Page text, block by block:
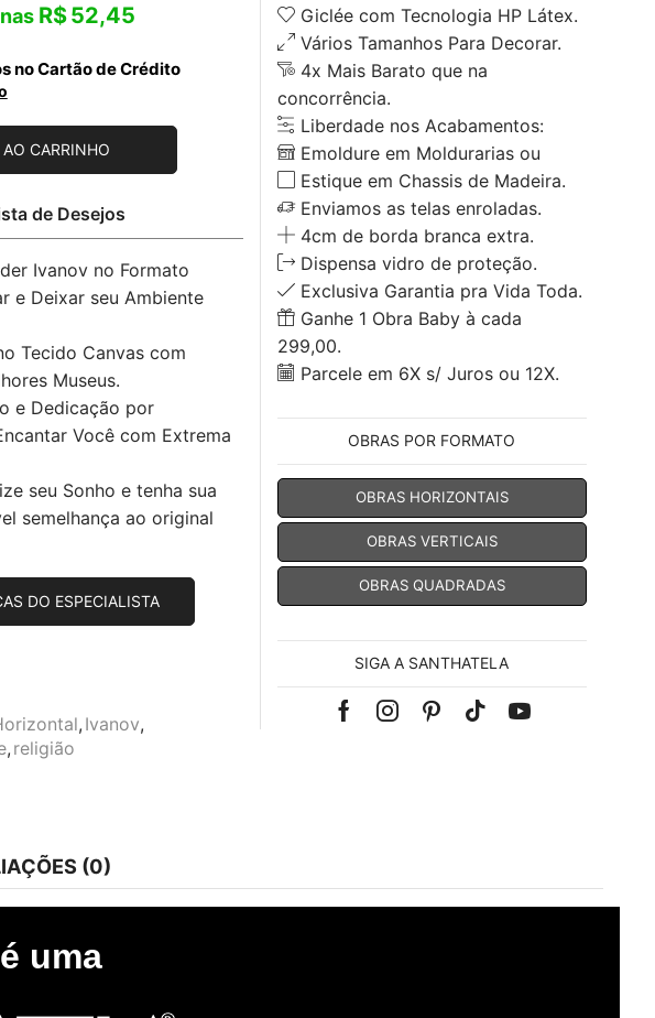
R$52,45
no Cartão de Crédito
CARRINHO
de Desejos
Ivanov no Formato
e Deixar seu Ambiente
Tecido Canvas com
Museus.
e Dedicação por
Você com Extrema
seu Sonho e tenha sua
semelhança ao original
DO ESPECIALISTA
, Ivanov,
, religião
Giclée com Tecnologia HP Látex.
Vários Tamanhos Para Decorar.
4x Mais Barato que na
concorrência.
Liberdade nos Acabamentos:
Emoldure em Moldurarias ou
Estique em Chassis de Madeira.
Enviamos as telas enroladas.
4cm de borda branca extra.
Dispensa vidro de proteção.
Exclusiva Garantia pra Vida Toda.
Ganhe 1 Obra Baby à cada
299,00.
Parcele em 6X s/ Juros ou 12X.
OBRAS POR FORMATO
OBRAS HORIZONTAIS
OBRAS VERTICAIS
OBRAS QUADRADAS
SIGA A SANTHATELA
FacebookInstagramPinterest
Tik-Youtube
(0)
uma